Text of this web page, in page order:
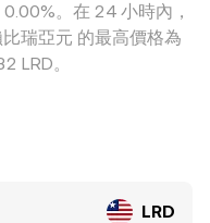
rate 仍可能短暫存在
。在 24 小時內，
瑞亞元 的最高價格為
LRD。
LRD